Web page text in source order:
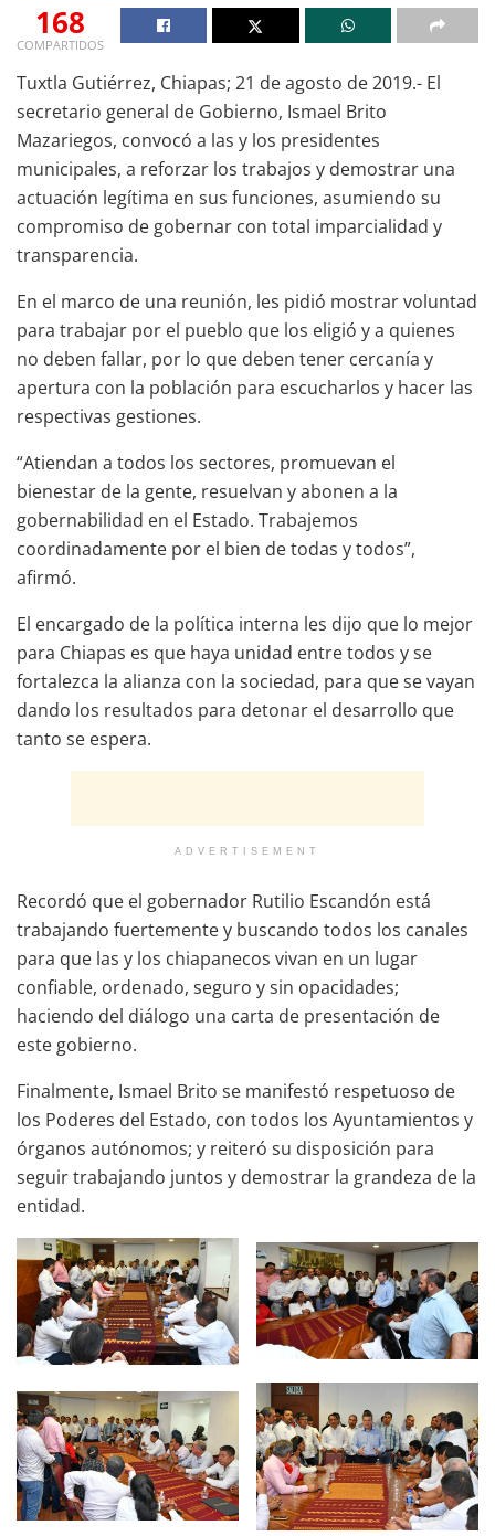
168
COMPARTIDOS
Tuxtla Gutiérrez, Chiapas; 21 de agosto de 2019.- El
secretario general de Gobierno, Ismael Brito
Mazariegos, convocó a las y los presidentes
municipales, a reforzar los trabajos y demostrar una
actuación legítima en sus funciones, asumiendo su
compromiso de gobernar con total imparcialidad y
transparencia.
En el marco de una reunión, les pidió mostrar voluntad
para trabajar por el pueblo que los eligió y a quienes
no deben fallar, por lo que deben tener cercanía y
apertura con la población para escucharlos y hacer las
respectivas gestiones.
“Atiendan a todos los sectores, promuevan el
bienestar de la gente, resuelvan y abonen a la
gobernabilidad en el Estado. Trabajemos
coordinadamente por el bien de todas y todos”,
afirmó.
El encargado de la política interna les dijo que lo mejor
para Chiapas es que haya unidad entre todos y se
fortalezca la alianza con la sociedad, para que se vayan
dando los resultados para detonar el desarrollo que
tanto se espera.
ADVERTISEMENT
Recordó que el gobernador Rutilio Escandón está
trabajando fuertemente y buscando todos los canales
para que las y los chiapanecos vivan en un lugar
confiable, ordenado, seguro y sin opacidades;
haciendo del diálogo una carta de presentación de
este gobierno.
Finalmente, Ismael Brito se manifestó respetuoso de
los Poderes del Estado, con todos los Ayuntamientos y
órganos autónomos; y reiteró su disposición para
seguir trabajando juntos y demostrar la grandeza de la
entidad.